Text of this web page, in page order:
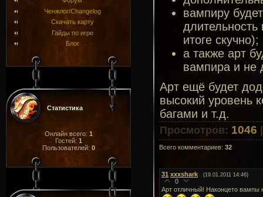
Ченжлог/Changelog
Скачать карту
Гайды по игре
Блог
Статистика
Онлайн всего: 1
Гостей: 1
Пользователей: 0
вампиру
длительность
итоге скучно);
а также арт
вампира и не
Арт ещё будет
высокий уровень
багами и т.д.
Просмотров: 1046
Всего комментариев: 32
31 xxxshark (19.01.2011 14:46)
0
Арт отличный! Наконцето вампы